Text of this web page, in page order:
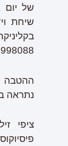
של יום
שיחת
ההטבה
נתראה
ציפי